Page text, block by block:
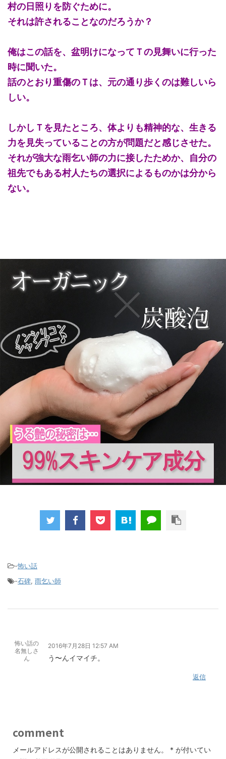
村の日照りを防ぐために。
それは許されることなのだろうか？
俺はこの話を、盆明けになってＴの見舞いに行った
時に聞いた。
話のとおり重傷のＴは、元の通り歩くのは難しいら
しい。
しかしＴを見たところ、体よりも精神的な、生きる
力を見失っていることの方が問題だと感じさせた。
それが強大な雨乞い師の力に接したためか、自分の
祖先でもある村人たちの選択によるものかは分から
ない。
-怖い話
-石碑, 雨乞い師
怖い話の
名無しさ
ん
2016年7月28日 12:57 AM
う〜んイマイチ。
返信
comment
メールアドレスが公開されることはありません。 * が付いてい